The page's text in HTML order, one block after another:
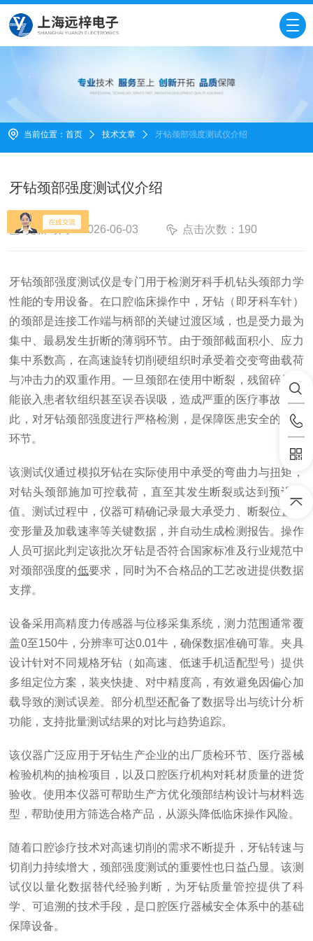
当前位置： 首页 技术文章 牙钻颈部强度测试仪介绍
牙钻颈部强度测试仪介绍
更新时间：2026-06-03 点击次数：190
牙钻颈部强度测试仪是专门用于检测牙科手机钻头颈部力学
性能的专用设备。在口腔临床操作中，牙钻（即牙科车针）
的颈部是连接工作端与柄部的关键过渡区域，也是受力最为
集中、最易发生折断的薄弱环节。由于颈部截面积小、应力
集中系数高，在高速旋转切削硬组织时承受着交变弯曲载荷
与冲击力的双重作用。一旦颈部在使用中断裂，残留碎片可
能嵌入患者软组织甚至误吞误吸，造成严重的医疗事故。因
此，对牙钻颈部强度进行严格检测，是保障医患安全的重要
环节。
该测试仪通过模拟牙钻在实际使用中承受的弯曲力与扭矩，
对钻头颈部施加可控载荷，直至其发生断裂或达到预设力
值。测试过程中，仪器可精确记录最大承受力、断裂位置、
变形量及加载速率等关键数据，并自动生成检测报告。操作
人员可据此判定该批次牙钻是否符合国家标准及行业规范中
对颈部强度的低要求，同时为不合格品的工艺改进提供数据
支撑。
设备采用高精度力传感器与位移采集系统，测力范围通常覆
盖0至150牛，分辨率可达0.01牛，确保数据准确可靠。夹具
设计针对不同规格牙钻（如高速、低速手机适配型号）提供
多组定位方案，装夹快捷、对中精度高，有效避免因偏心加
载导致的测试误差。部分机型还配备了数据导出与统计分析
功能，支持批量测试结果的对比与趋势追踪。
该仪器广泛应用于牙钻生产企业的出厂质检环节、医疗器械
检验机构的抽检项目，以及口腔医疗机构对耗材质量的进货
验收。使用本仪器可帮助生产方优化颈部结构设计与材料选
型，帮助使用方筛选合格产品，从源头降低临床操作风险。
随着口腔诊疗技术对高速切削的需求不断提升，牙钻转速与
切削力持续增大，颈部强度测试的重要性也日益凸显。该测
试仪以量化数据替代经验判断，为牙钻质量管控提供了科
学、可追溯的技术手段，是口腔医疗器械安全体系中的基础
保障设备。